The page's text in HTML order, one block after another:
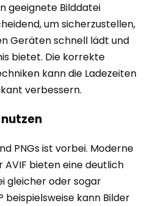
geeignete Bilddatei
um sicherzustellen,
Geräten schnell lädt und
bietet. Die korrekte
kann die Ladezeiten
verbessern.
PNGs ist vorbei. Moderne
bieten eine deutlich
gleicher oder sogar
beispielsweise kann Bilder